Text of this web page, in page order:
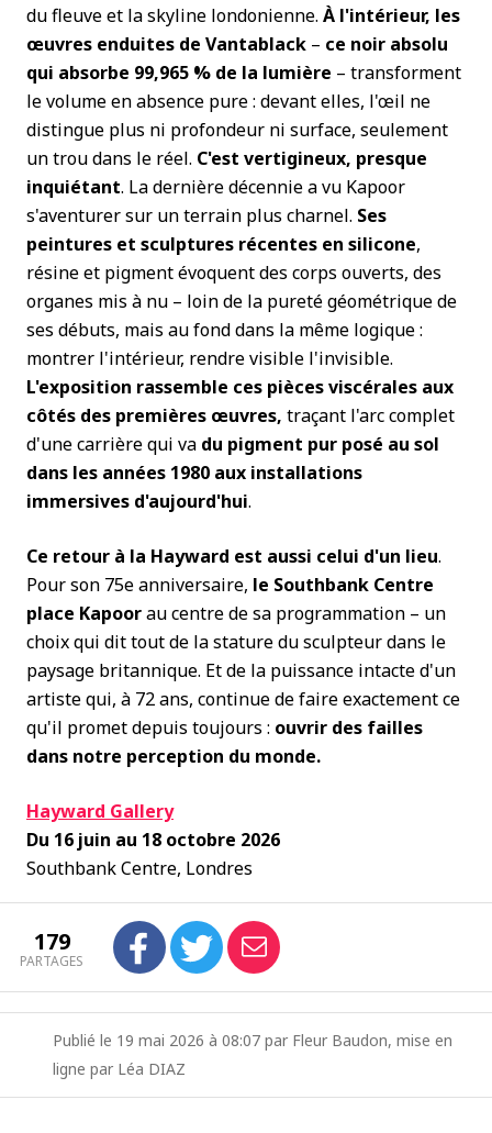
du fleuve et la skyline londonienne. À l'intérieur, les
œuvres enduites de Vantablack – ce noir absolu
qui absorbe 99,965 % de la lumière – transforment
le volume en absence pure : devant elles, l'œil ne
distingue plus ni profondeur ni surface, seulement
un trou dans le réel. C'est vertigineux, presque
inquiétant. La dernière décennie a vu Kapoor
s'aventurer sur un terrain plus charnel. Ses
peintures et sculptures récentes en silicone,
résine et pigment évoquent des corps ouverts, des
organes mis à nu – loin de la pureté géométrique de
ses débuts, mais au fond dans la même logique :
montrer l'intérieur, rendre visible l'invisible.
L'exposition rassemble ces pièces viscérales aux
côtés des premières œuvres, traçant l'arc complet
d'une carrière qui va du pigment pur posé au sol
dans les années 1980 aux installations
immersives d'aujourd'hui.
Ce retour à la Hayward est aussi celui d'un lieu.
Pour son 75e anniversaire, le Southbank Centre
place Kapoorau centre de sa programmation – un
choix qui dit tout de la stature du sculpteur dans le
paysage britannique. Et de la puissance intacte d'un
artiste qui, à 72 ans, continue de faire exactement ce
qu'il promet depuis toujours : ouvrir des failles
dans notre perception du monde.
Hayward Gallery
Du 16 juin au 18 octobre 2026
Southbank Centre, Londres
179
PARTAGES
Publié le 19 mai 2026 à 08:07 par Fleur Baudon, mise en
ligne par Léa DIAZ